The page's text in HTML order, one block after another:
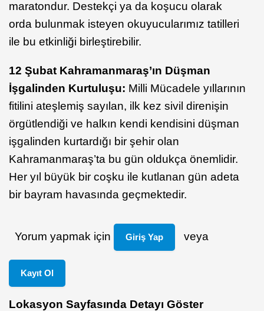
maratondur. Destekçi ya da koşucu olarak
orda bulunmak isteyen okuyucularımız tatilleri
ile bu etkinliği birleştirebilir.
12 Şubat Kahramanmaraş’ın Düşman
İşgalinden Kurtuluşu: Milli Mücadele yıllarının
fitilini ateşlemiş sayılan, ilk kez sivil direnişin
örgütlendiği ve halkın kendi kendisini düşman
işgalinden kurtardığı bir şehir olan
Kahramanmaraş’ta bu gün oldukça önemlidir.
Her yıl büyük bir coşku ile kutlanan gün adeta
bir bayram havasında geçmektedir.
Yorum yapmak için Giriş Yap veya
Kayıt Ol
Lokasyon Sayfasında Detayı Göster